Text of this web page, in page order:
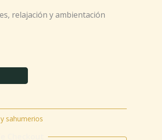
relajación y ambientación
sahumerios